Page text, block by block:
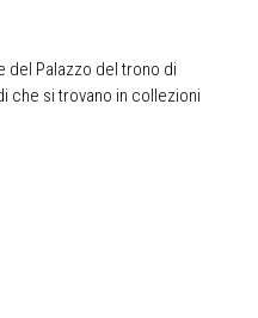
del Palazzo del trono di
che si trovano in collezioni